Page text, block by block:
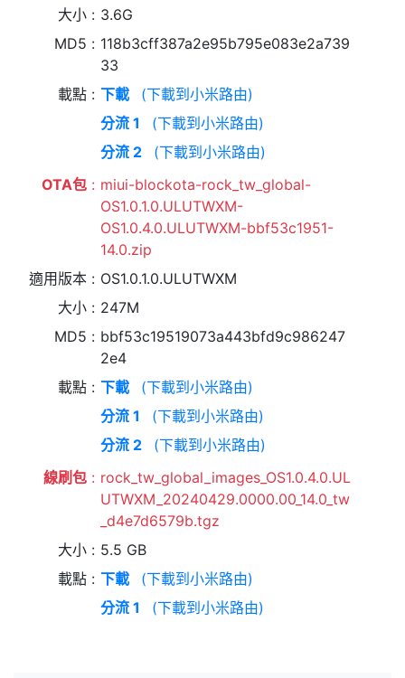
大小
3.6G
MD5
118b3cff387a2e95b795e083e2a739
33
載點
下載
(下載到小米路由)
分流 1
(下載到小米路由)
分流 2
(下載到小米路由)
OTA包
miui-blockota-rock_tw_global-
OS1.0.1.0.ULUTWXM-
OS1.0.4.0.ULUTWXM-bbf53c1951-
14.0.zip
適用版本
OS1.0.1.0.ULUTWXM
大小
247M
MD5
bbf53c19519073a443bfd9c986247
2e4
載點
下載
(下載到小米路由)
分流 1
(下載到小米路由)
分流 2
(下載到小米路由)
線刷包
rock_tw_global_images_OS1.0.4.0.UL
UTWXM_20240429.0000.00_14.0_tw
_d4e7d6579b.tgz
大小
5.5 GB
載點
下載
(下載到小米路由)
分流 1
(下載到小米路由)